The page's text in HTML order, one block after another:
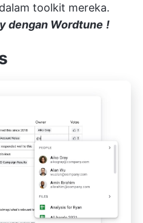
toolkit mereka.
dengan Wordtune !